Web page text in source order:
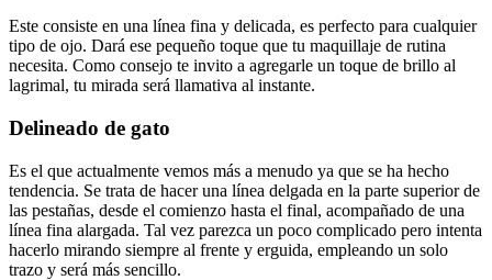
Este consiste en una línea fina y delicada, es perfecto para cualquier
tipo de ojo. Dará ese pequeño toque que tu maquillaje de rutina
necesita. Como consejo te invito a agregarle un toque de brillo al
lagrimal, tu mirada será llamativa al instante.
Delineado de gato
Es el que actualmente vemos más a menudo ya que se ha hecho
tendencia. Se trata de hacer una línea delgada en la parte superior de
las pestañas, desde el comienzo hasta el final, acompañado de una
línea fina alargada. Tal vez parezca un poco complicado pero intenta
hacerlo mirando siempre al frente y erguida, empleando un solo
trazo y será más sencillo.